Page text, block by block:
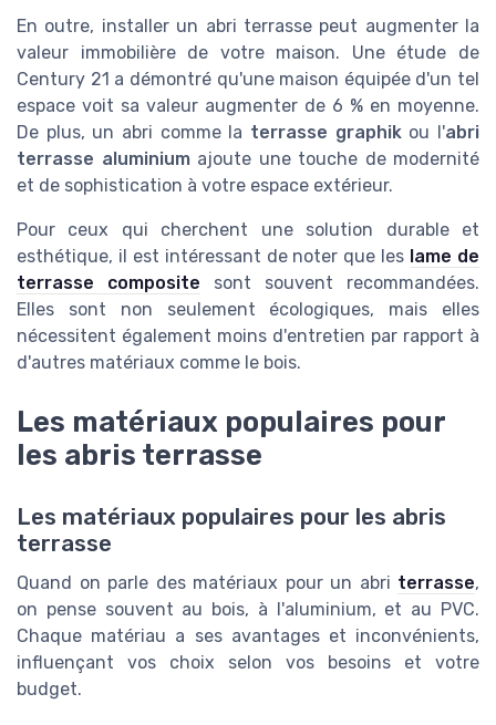
En outre, installer un abri terrasse peut augmenter la
valeur immobilière de votre maison. Une étude de
Century 21 a démontré qu'une maison équipée d'un tel
espace voit sa valeur augmenter de 6 % en moyenne.
De plus, un abri comme la terrasse graphikou l'abri
terrasse aluminiumajoute une touche de modernité
et de sophistication à votre espace extérieur.
Pour ceux qui cherchent une solution durable et
esthétique, il est intéressant de noter que les lame de
terrasse composite sont souvent recommandées.
Elles sont non seulement écologiques, mais elles
nécessitent également moins d'entretien par rapport à
d'autres matériaux comme le bois.
Les matériaux populaires pour
les abris terrasse
Les matériaux populaires pour les abris
terrasse
Quand on parle des matériaux pour un abri terrasse,
on pense souvent au bois, à l'aluminium, et au PVC.
Chaque matériau a ses avantages et inconvénients,
influençant vos choix selon vos besoins et votre
budget.